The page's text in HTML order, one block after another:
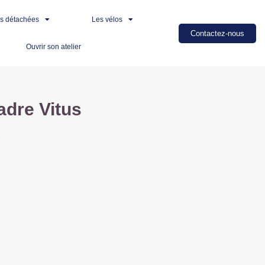
détachées Les vélos
Ouvrir son atelier
Contactez-nous
Vitus